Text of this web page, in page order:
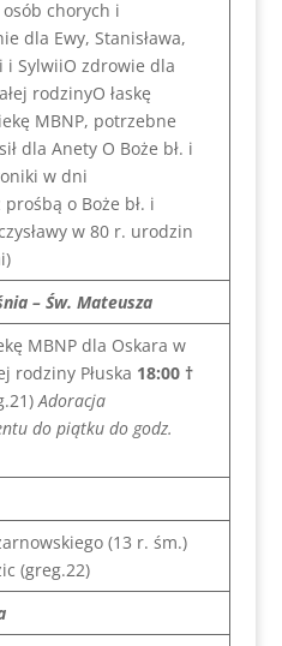
osób chorych i
dla Ewy, Stanisława,
SylwiiO zdrowie dla
rodzinyO łaskę
MBNP, potrzebne
dla Anety O Boże bł. i
w dni
o Boże bł. i
w 80 r. urodzin
– Św. Mateusza
MBNP dla Oskara w
rodziny Płuska 18:00 †
Adoracja
do piątku do godz.
(13 r. śm.)
(greg.22)